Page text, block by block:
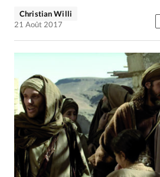
Christian Willi
21 Août 2017